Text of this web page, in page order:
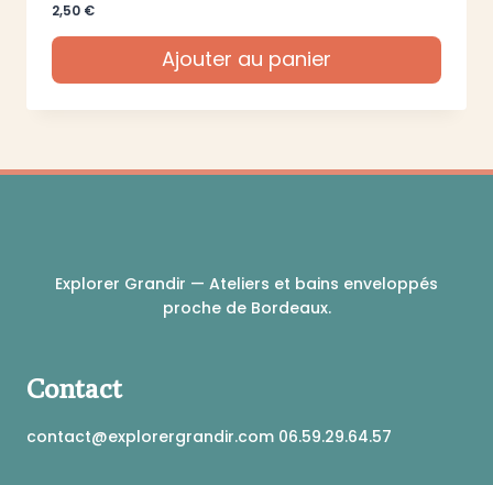
2,50 €
Ajouter au panier
Explorer Grandir — Ateliers et bains enveloppés
proche de Bordeaux.
Contact
contact@explorergrandir.com 06.59.29.64.57